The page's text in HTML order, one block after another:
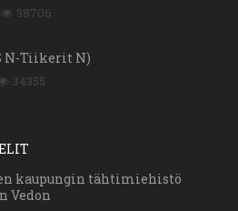
38706
N-Tiikerit N)
34355
kaupungin tähtimiehistö
Vedon